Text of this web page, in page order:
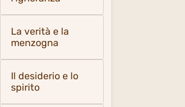
La verità e la
menzogna
Il desiderio e lo
spirito